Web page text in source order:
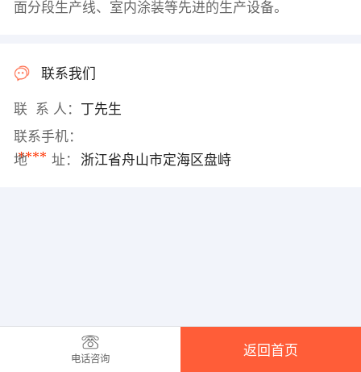
面分段生产线、室内涂装等先进的生产设备。
联系我们
联 系 人： 丁先生
联系手机：
****
地 址： 浙江省舟山市定海区盘峙
电话咨询
返回首页